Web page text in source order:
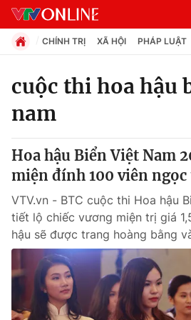
Chuyên mục
Chính trị
Xã hội
Pháp luật
Y tế
Thế giới
CHÍNH TRỊ XÃ HỘI PHÁP LUẬT
cuộc thi hoa hậu
nam
Hoa hậu Biển Việt Nam
miện đính 100 viên
VTV.vn - BTC cuộc thi Hoa hậu
tiết lộ chiếc vương miện trị giá
hậu sẽ được trang hoàng bằng